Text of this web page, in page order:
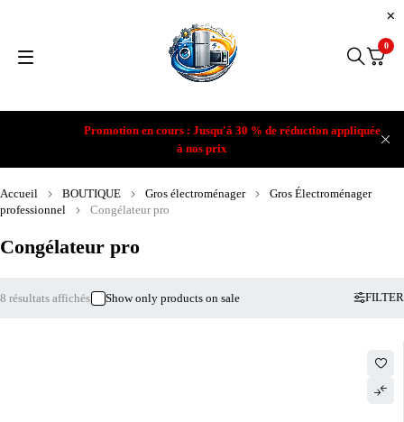
Promotion en cours : Jusqu'à 30 % de réduction appliquée
à nos prix
0
Congélateur pro
Accueil BOUTIQUE Gros électroménager
Gros Électroménager
professionnel
Congélateur pro
FILTER
8 résultats affichés Show only products on sale